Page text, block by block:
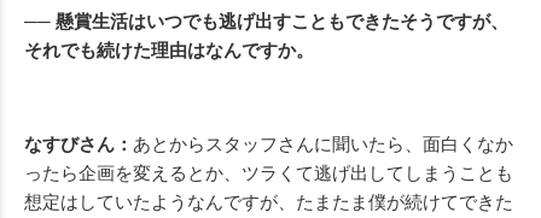
── 懸賞生活はいつでも逃げ出すこともできたそうですが、
それでも続けた理由はなんですか。
なすびさん： あとからスタッフさんに聞いたら、面白くなか
ったら企画を変えるとか、ツラくて逃げ出してしまうことも
想定はしていたようなんですが、たまたま僕が続けてできた